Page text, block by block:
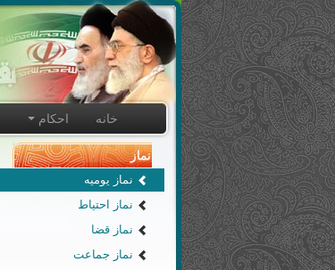
خانه احکام
نماز
نماز یومیه
نماز احتیاط
نماز قضا
نماز جماعت